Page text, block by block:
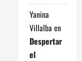
Yanina
Villalba en
Despertar
el